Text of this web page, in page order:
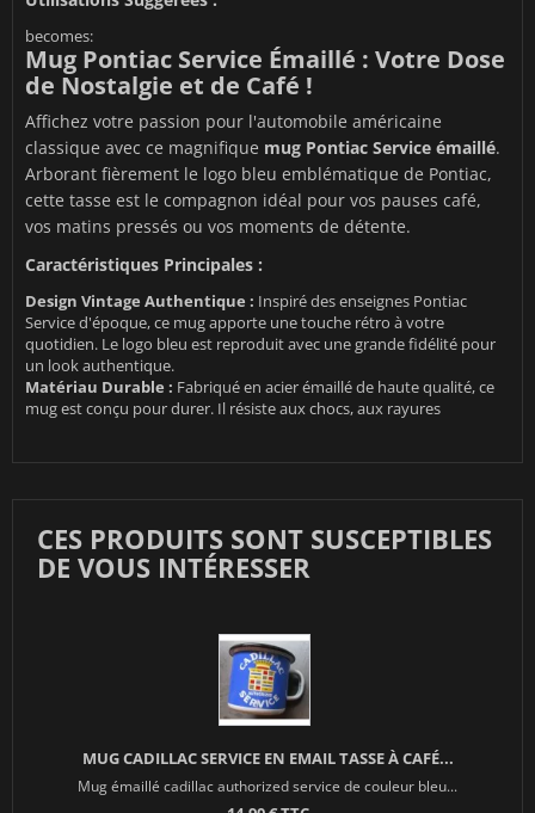
becomes:
Mug Pontiac Service Émaillé : Votre Dose
de Nostalgie et de Café !
Affichez votre passion pour l'automobile américaine
classique avec ce magnifique mug Pontiac Service émaillé.
Arborant fièrement le logo bleu emblématique de Pontiac,
cette tasse est le compagnon idéal pour vos pauses café,
vos matins pressés ou vos moments de détente.
Caractéristiques Principales :
Design Vintage Authentique : Inspiré des enseignes Pontiac
Service d'époque, ce mug apporte une touche rétro à votre
quotidien. Le logo bleu est reproduit avec une grande fidélité pour
un look authentique.
Matériau Durable : Fabriqué en acier émaillé de haute qualité, ce
mug est conçu pour durer. Il résiste aux chocs, aux rayures
CES PRODUITS SONT SUSCEPTIBLES
DE VOUS INTÉRESSER
MUG CADILLAC SERVICE EN EMAIL TASSE À CAFÉ...
Mug émaillé cadillac authorized service de couleur bleu...